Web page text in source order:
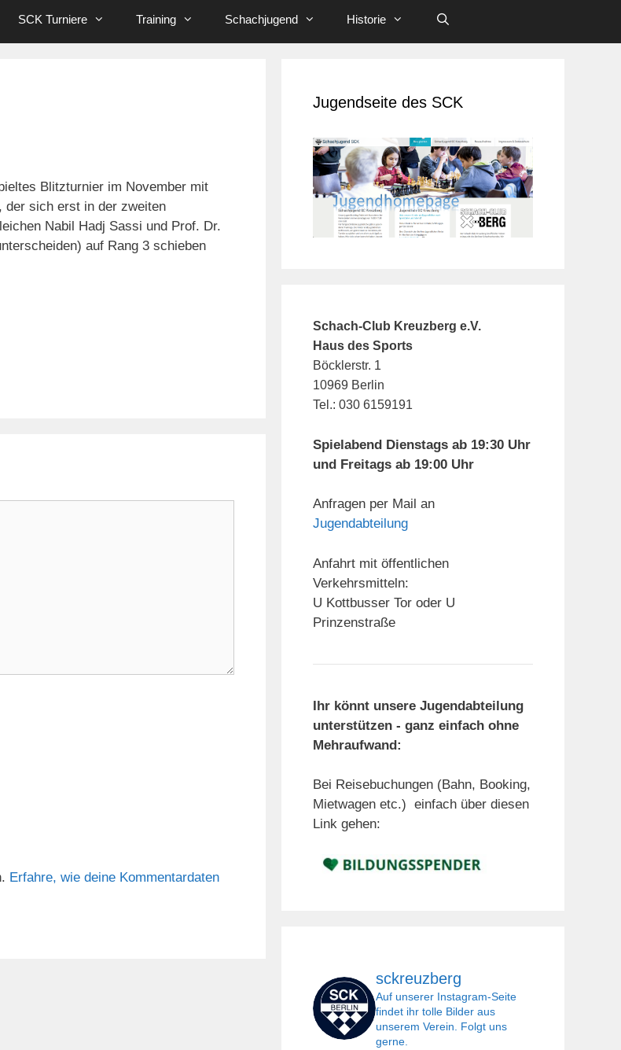
SCK Turniere Training Schachjugend Historie
Blitzturnier im November mit
der sich erst in der zweiten
Nabil Hadj Sassi und Prof. Dr.
auf Rang 3 schieben
Erfahre, wie deine Kommentardaten
Jugendseite des SCK
Schach-Club Kreuzberg e.V.
Haus des Sports
Böcklerstr. 1
10969 Berlin
Tel.: 030 6159191
Spielabend Dienstags ab 19:30 Uhr
und Freitags ab 19:00 Uhr
Anfragen per Mail an
Jugendabteilung
Anfahrt mit öffentlichen
Verkehrsmitteln:
U Kottbusser Tor oder U
Prinzenstraße
Ihr könnt unsere Jugendabteilung
unterstützen - ganz einfach ohne
Mehraufwand:
Bei Reisebuchungen (Bahn, Booking,
Mietwagen etc.) einfach über diesen
Link gehen:
sckreuzberg
Auf unserer Instagram-Seite
findet ihr tolle Bilder aus
unserem Verein. Folgt uns
gerne.